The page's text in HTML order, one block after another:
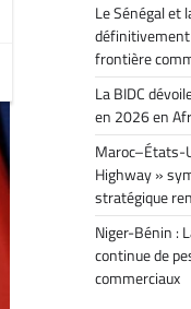
Le Sénégal et
frontière
La BIDC
en 2026 en
Maroc–États-
Highway »
stratégique
Niger-Bénin :
continue de
commerciaux